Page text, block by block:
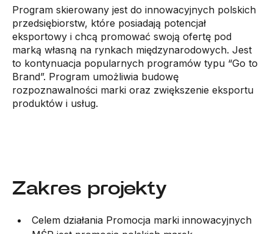
Program skierowany jest do innowacyjnych polskich
przedsiębiorstw, które posiadają potencjał
eksportowy i chcą promować swoją ofertę pod
marką własną na rynkach międzynarodowych. Jest
to kontynuacja popularnych programów typu “Go to
Brand”. Program umożliwia budowę
rozpoznawalności marki oraz zwiększenie eksportu
produktów i usług.
Zakres projekty
Celem działania Promocja marki innowacyjnych